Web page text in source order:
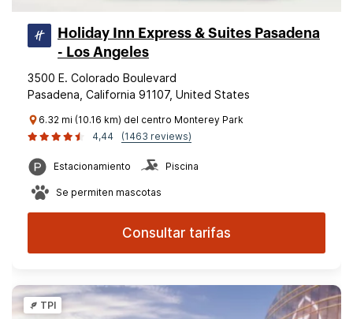
Holiday Inn Express & Suites Pasadena
- Los Angeles
3500 E. Colorado Boulevard
Pasadena, California 91107, United States
6.32 mi (10.16 km) del centro Monterey Park
4,44
(1463 reviews)
Estacionamiento Piscina
Se permiten mascotas
Consultar tarifas
TPI